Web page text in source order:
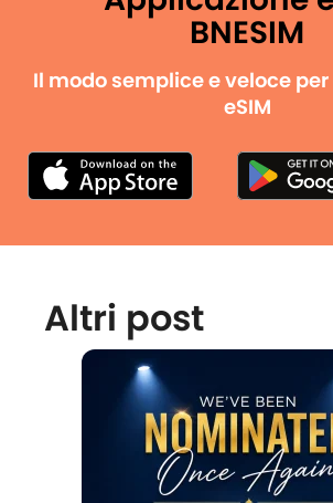
BNESIM
Il modo semplice e veloce
eSIM
Altri post